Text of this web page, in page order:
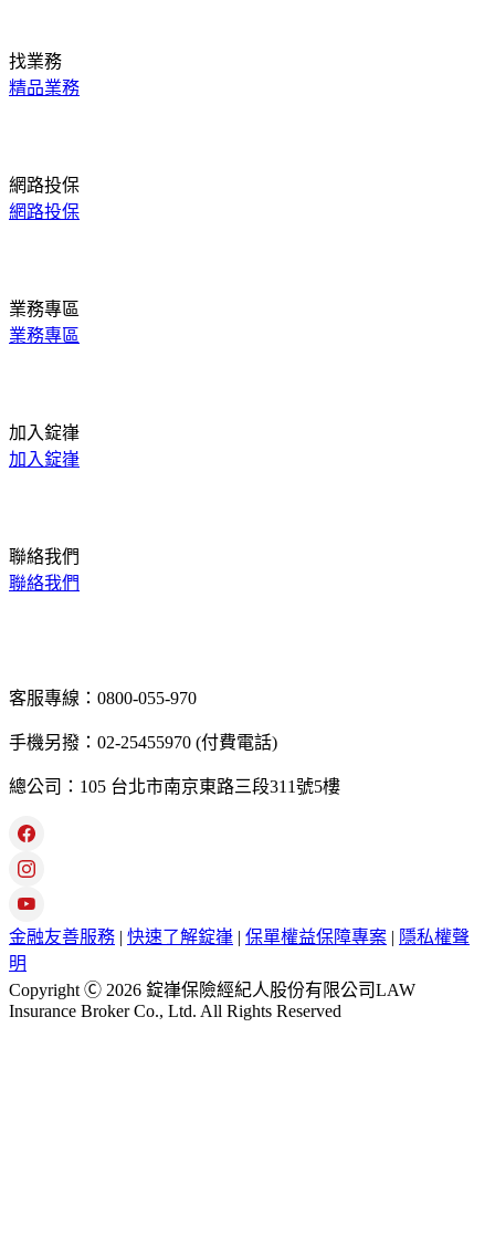
找業務
精品業務
網路投保
網路投保
業務專區
業務專區
加入錠嵂
加入錠嵂
聯絡我們
聯絡我們
客服專線：0800-055-970
手機另撥：02-25455970 (付費電話)
總公司：105 台北市南京東路三段311號5樓
金融友善服務 | 快速了解錠嵂 | 保單權益保障專案 | 隱私權聲
明
Copyright Ⓒ 2026 錠嵂保險經紀人股份有限公司LAW
Insurance Broker Co., Ltd. All Rights Reserved